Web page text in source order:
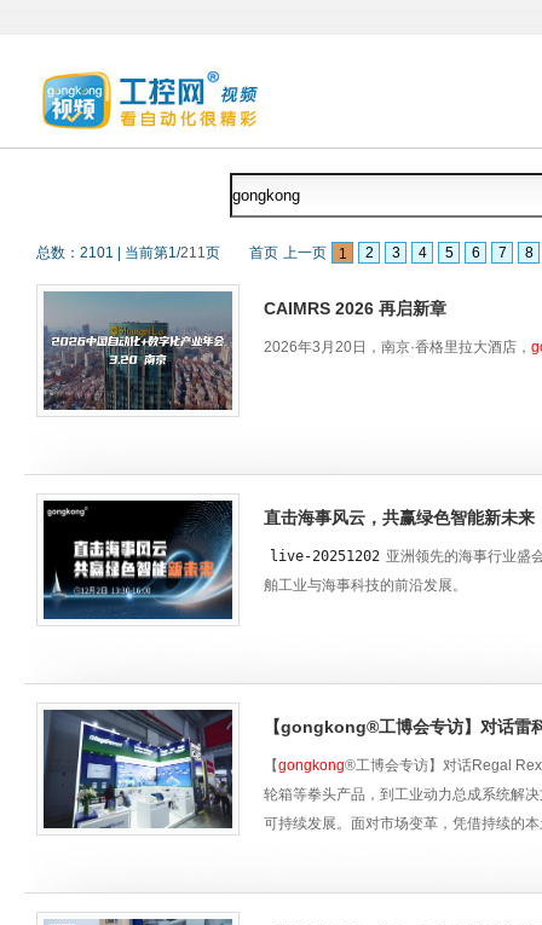
总数： 2101 当前第1/211页 首页 上一页 1 2 3 4 5 6 7 8
CAIMRS 2026 再启新章
2026年3月20日，南京·香格里拉大酒店，
直击海事风云，共赢绿色智能新未来
live-20251202 亚洲领先的海事行业盛
舶工业与海事科技的前沿发展。
【gongkong®工博会专访】对话雷
【gongkong®工博会专访】对话Regal
轮箱等拳头产品，到工业动力总成系统解
可持续发展。面对市场变革，凭借持续的